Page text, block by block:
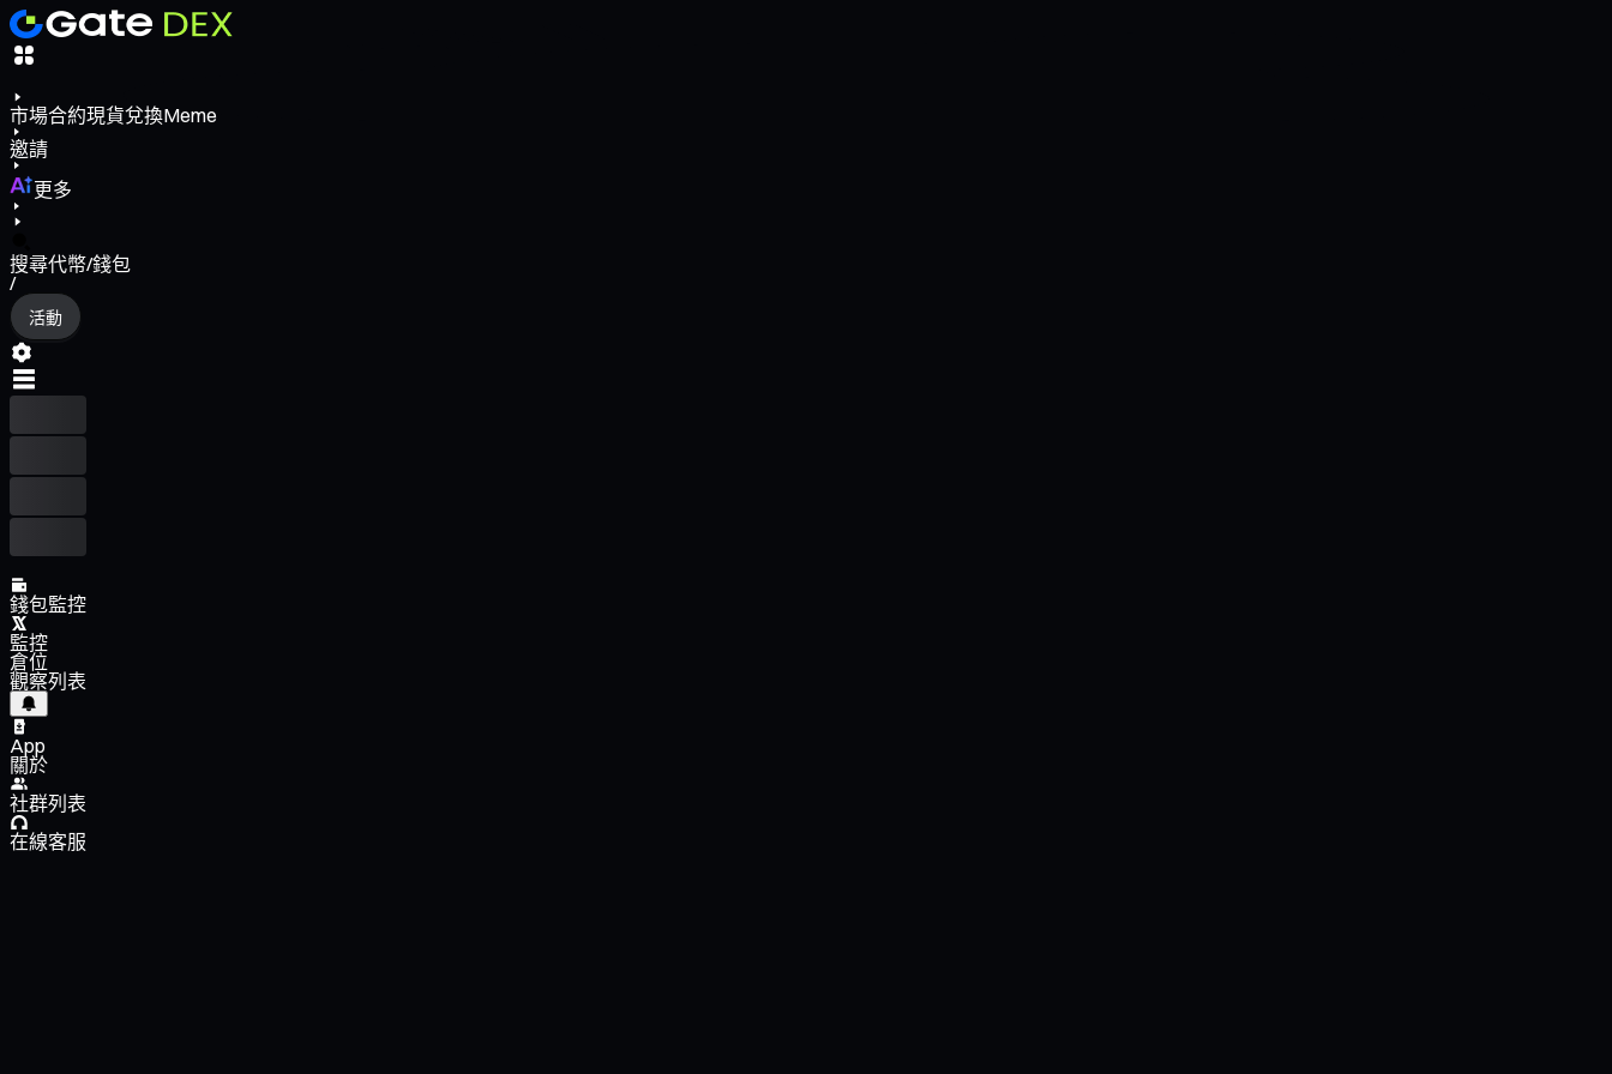
市場合約現貨兌換Meme
邀請
更多
搜尋代幣/錢包
/
活動
錢包監控
監控
倉位
觀察列表
App
關於
社群列表
在線客服